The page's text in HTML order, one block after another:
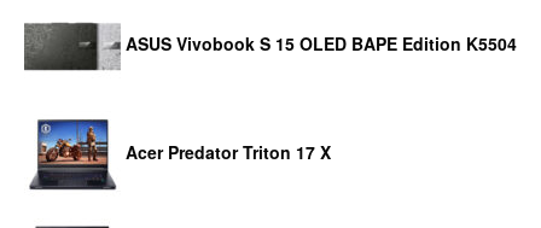
ASUS Vivobook S 15 OLED BAPE Edition K5504
Acer Predator Triton 17 X